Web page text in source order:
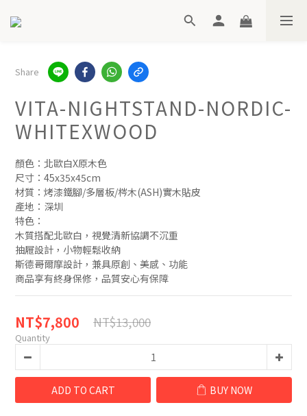
Share
VITA-NIGHTSTAND-NORDIC-
WHITEXWOOD
顏色：北歐白X原木色
尺寸：45x35x45cm
材質：烤漆鐵腳/多層板/梣木(ASH)實木貼皮
產地：深圳
特色：
木質搭配北歐白，視覺清新協調不沉重
抽屜設計，小物輕鬆收納
斯德哥爾摩設計，兼具原創、美感、功能
商品享有終身保修，品質安心有保障
NT$7,800 NT$13,000
Quantity
ADD TO CART BUY NOW